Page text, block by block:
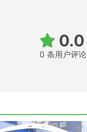
0.0
0 条用户评论